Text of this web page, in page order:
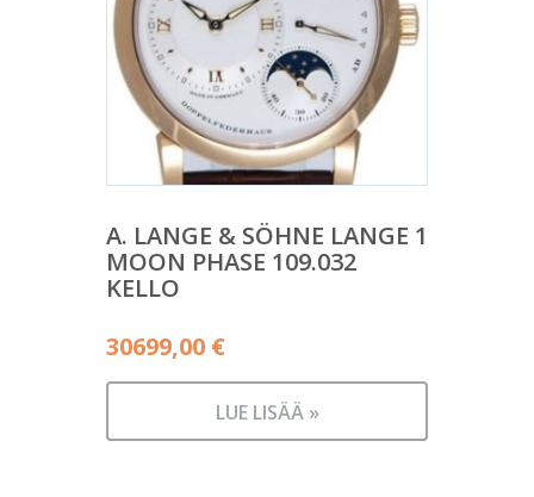
A. LANGE & SÖHNE LANGE 1
MOON PHASE 109.032
KELLO
30699,00 €
LUE LISÄÄ »